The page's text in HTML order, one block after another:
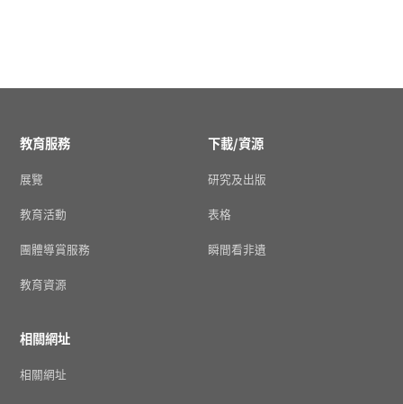
教育服務
展覽
教育活動
團體導賞服務
教育資源
下載/資源
研究及出版
表格
瞬間看非遺
相關網址
相關網址